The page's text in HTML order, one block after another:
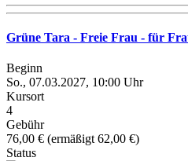
Grüne Tara - Freie Frau - für
Beginn
So., 07.03.2027, 10:00 Uhr
Kursort
4
Gebühr
76,00 € (ermäßigt 62,00 €)
Status